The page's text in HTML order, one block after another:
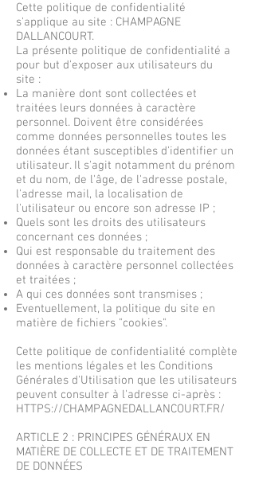
Cette politique de confidentialité
s'applique au site : CHAMPAGNE
DALLANCOURT.
La présente politique de confidentialité a
pour but d'exposer aux utilisateurs du
site :
La manière dont sont collectées et
traitées leurs données à caractère
personnel. Doivent être considérées
comme données personnelles toutes les
données étant susceptibles d'identifier un
utilisateur. Il s'agit notamment du prénom
et du nom, de l'âge, de l'adresse postale,
l'adresse mail, la localisation de
l'utilisateur ou encore son adresse IP ;
Quels sont les droits des utilisateurs
concernant ces données ;
Qui est responsable du traitement des
données à caractère personnel collectées
et traitées ;
A qui ces données sont transmises ;
Eventuellement, la politique du site en
matière de fichiers "cookies".
Cette politique de confidentialité complète
les mentions légales et les Conditions
Générales d'Utilisation que les utilisateurs
peuvent consulter à l'adresse ci-après :
HTTPS://CHAMPAGNEDALLANCOURT.FR/
ARTICLE 2 : PRINCIPES GÉNÉRAUX EN
MATIÈRE DE COLLECTE ET DE TRAITEMENT
DE DONNÉES